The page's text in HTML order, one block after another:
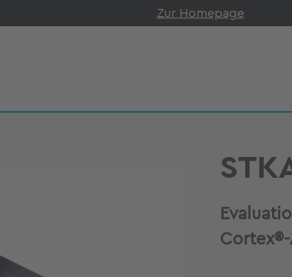
Zur Homepage
Cortex®-